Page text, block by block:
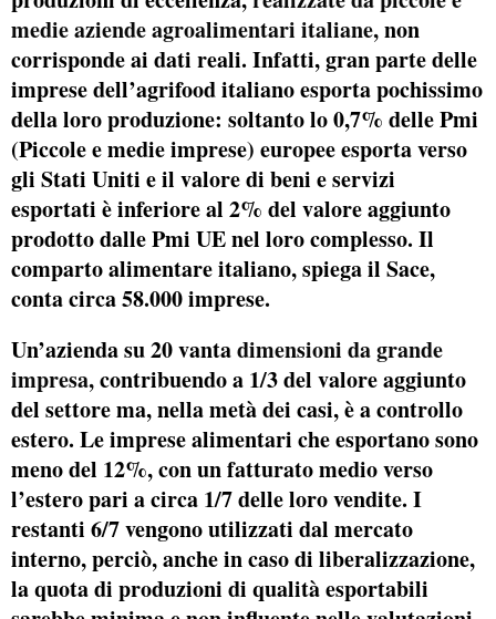
medie aziende agroalimentari italiane,non
corrisponde ai dati reali. Infatti, gran parte delle
imprese dell’agrifood italiano esporta pochissimo
della loro produzione: soltanto lo 0,7% delle Pmi
(Piccole e medie imprese) europee esporta verso
gli Stati Uniti e il valore di beni e servizi
esportati è inferiore al 2% del valore aggiunto
prodotto dalle Pmi UE nel loro complesso. Il
comparto alimentare italiano, spiega il Sace,
conta circa 58.000 imprese.
Un’azienda su 20 vantadimensioni da grande
impresa,contribuendo a 1/3 del valore aggiunto
del settore ma, nella metà dei casi, è a controllo
estero. Le imprese alimentari che esportano sono
meno del 12%, con un fatturato medio verso
l’estero pari a circa 1/7 delle loro vendite. I
restanti 6/7 vengono utilizzati dal mercato
interno, perciò, anche in caso di liberalizzazione,
la quota di produzioni di qualità esportabili